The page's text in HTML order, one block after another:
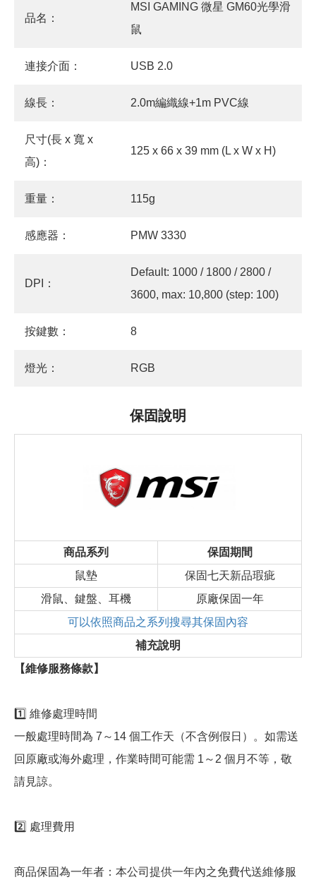
品名：
MSI GAMING 微星 GM60光學滑
鼠
連接介面： USB 2.0
線長： 2.0m編織線+1m PVC線
尺寸(長 x 寬 x
高)：
125 x 66 x 39 mm (L x W x H)
重量： 115g
感應器： PMW 3330
DPI：
Default: 1000 / 1800 / 2800 /
3600, max: 10,800 (step: 100)
按鍵數： 8
燈光： RGB
保固說明
商品系列
保固期間
鼠墊
保固七天新品瑕疵
滑鼠、鍵盤、耳機
原廠保固一年
可以依照商品之系列搜尋其保固內容
補充說明
【維修服務條款】
1️⃣ 維修處理時間
一般處理時間為 7～14 個工作天（不含例假日）。如需送
回原廠或海外處理，作業時間可能需 1～2 個月不等，敬
請見諒。
2️⃣ 處理費用
商品保固為一年者：本公司提供一年內之免費代送維修服